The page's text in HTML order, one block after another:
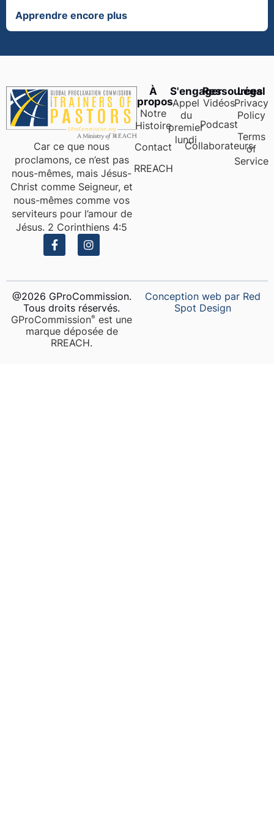
Apprendre encore plus
Car ce que nous
proclamons, ce n’est pas
nous-mêmes, mais Jésus-
Christ comme Seigneur, et
nous-mêmes comme vos
serviteurs pour l’amour de
Jésus. 2 Corinthiens 4:5
À
propos
Notre
Histoire
Contact
RREACH
S'engager
Appel
du
premier
lundi
Ressources
Vidéos
Podcast
Collaborateurs
Légal
Privacy
Policy
Terms
of
Service
@2026 GProCommission.
Tous droits réservés.
GProCommission®️ est une
marque déposée de
RREACH.
Conception web par Red
Spot Design